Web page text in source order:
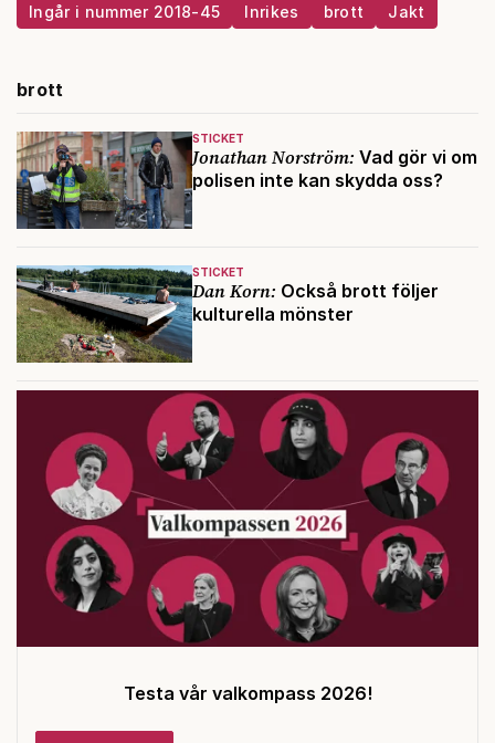
Ingår i nummer 2018-45 Inrikes brott Jakt
brott
STICKET
Jonathan Norström: Vad gör vi om
polisen inte kan skydda oss?
STICKET
Dan Korn: Också brott följer
kulturella mönster
Testa vår valkompass 2026!